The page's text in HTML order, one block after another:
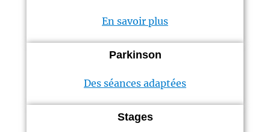
En savoir plus
Parkinson
Des séances adaptées
Stages